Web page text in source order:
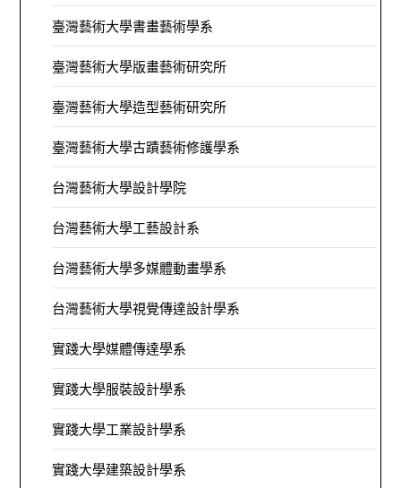
臺灣藝術大學書畫藝術學系
臺灣藝術大學版畫藝術研究所
臺灣藝術大學造型藝術研究所
臺灣藝術大學古蹟藝術修護學系
台灣藝術大學設計學院
台灣藝術大學工藝設計系
台灣藝術大學多媒體動畫學系
台灣藝術大學視覺傳達設計學系
實踐大學媒體傳達學系
實踐大學服裝設計學系
實踐大學工業設計學系
實踐大學建築設計學系